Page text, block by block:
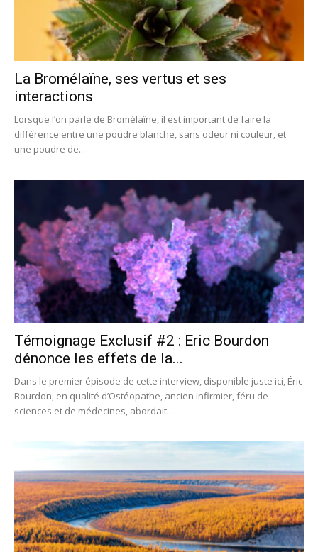
La Bromélaïne, ses vertus et ses
interactions
Lorsque l’on parle de Bromélaïne, il est important de faire la
différence entre une poudre blanche, sans odeur ni couleur, et
une poudre de...
Témoignage Exclusif #2 : Eric Bourdon
dénonce les effets de la...
Dans le premier épisode de cette interview, disponible juste ici, Éric
Bourdon, en qualité d’Ostéopathe, ancien infirmier, féru de
sciences et de médecines, abordait...